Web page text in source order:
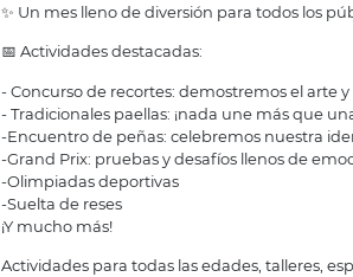
✨ Un mes lleno de diversión para todos los
📅 Actividades destacadas:
- Concurso de recortes: demostremos el arte
- Tradicionales paellas: ¡nada une más que
-Encuentro de peñas: celebremos nuestra
-Grand Prix: pruebas y desafíos llenos de
-Olimpiadas deportivas
-Suelta de reses
¡Y mucho más!
Actividades para todas las edades, talleres,